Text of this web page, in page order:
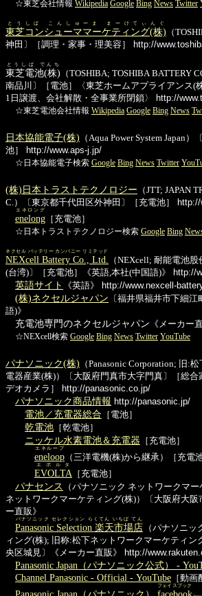
☆東芝会社情報 Wikipedia Google Bing News Twitter
東芝コンシューママーケティング(株)
とうしば こんしゅーま まーけてぃんぐ
（
神田〕［調理・家事・理美容］
http://
東芝電池(株)
とうしば でんち
（TOSHIBA; TOSHIBA BATTERY
南品川〕［電池］〈東芝ホームアプライアンス(
1日譲渡、会社解散・全事業所閉鎖〉
http://
☆東芝電池会社情報 Wikipedia Google Bing News
日本協能電子(株) （Aqua Power System Japan
池］
http://www.aps-j.jp/
☆日本協能電子検索 Google Bing News Twitter
(株)日本トラストテクノロジー （JTT; JAPAN
C.）〔東京都千代田区外神田〕［充電池］
enelong
エネロング
［充電池］
☆日本トラストテクノロジー検索 Google Bing
NEXcell Battery Co., Ltd.
ネクセル バッテリー カンパニー リミテッド
（NEXcell; 耐能電池
(台湾)〕［充電池］《英語,本社(中国語)》
http://
英語サイト 《英語》 http://www.nexcell-
(株)ネクセルジャパン 〔福井県福井市下細
語)》
充電池専門のネクセルジャパン 《メーカー
☆NEXcell検索 Google Bing News Twitter YouTube
パナソニック(株) （Panasonic Corporation; 旧:
電器産業(株)）〔大阪府門真市大字門真〕［総合
デオカメラ］
http://panasonic.co.jp/
パナソニック商品情報 http://panasonic.jp/
電池／充電器総合 ［電池］
乾電池 ［乾電池］
ニッケル水素電池＆充電器 ［充電池］
eneloop
エネループ
（三洋電機(株)から継承）［充電池
EVOLTA
エボルタ
［充電池］
パナセンス
（パナソニック ネットワークマ
ネットワークマーケティング(株)）〔大阪府大阪
ー直販》
Panasonic Selection 楽天市場店
パナソニック セレクション らくてん いちば てん
（パナソニ
ィング(株); 旧称:松下ネットワークマーケティン
央区城見〕《メーカー直販》
http://
Panasonic Japan（パナソニック公式） -
Channel Panasonic - Official - YouTube ［動画
Panasonic Japan（パナソニック） facebook
フェイスブック